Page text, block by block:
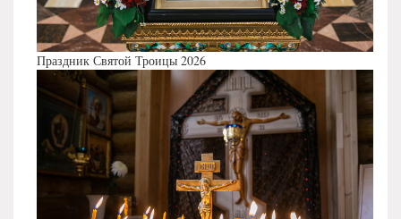
Праздник Святой Троицы 2026